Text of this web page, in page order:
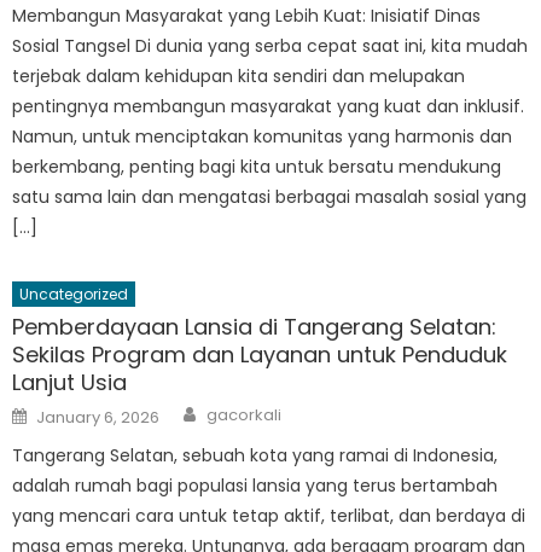
Membangun Masyarakat yang Lebih Kuat: Inisiatif Dinas
Sosial Tangsel Di dunia yang serba cepat saat ini, kita mudah
terjebak dalam kehidupan kita sendiri dan melupakan
pentingnya membangun masyarakat yang kuat dan inklusif.
Namun, untuk menciptakan komunitas yang harmonis dan
berkembang, penting bagi kita untuk bersatu mendukung
satu sama lain dan mengatasi berbagai masalah sosial yang
[…]
Uncategorized
Pemberdayaan Lansia di Tangerang Selatan:
Sekilas Program dan Layanan untuk Penduduk
Lanjut Usia
Posted
on
January 6, 2026 Author
gacorkali
Tangerang Selatan, sebuah kota yang ramai di Indonesia,
adalah rumah bagi populasi lansia yang terus bertambah
yang mencari cara untuk tetap aktif, terlibat, dan berdaya di
masa emas mereka. Untungnya, ada beragam program dan